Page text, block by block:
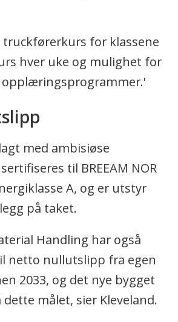
truckførerkurs for klassene
hver uke og mulighet for
opplæringsprogrammer.'
med ambisiøse
til BREEAM NOR
A, og er utstyr
på taket.
Handling har også
netto nullutslipp fra egen
2033, og det nye bygget
målet, sier Kleveland.